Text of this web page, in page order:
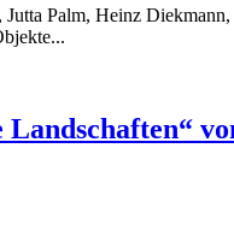
Palm, Heinz
Landschaften“